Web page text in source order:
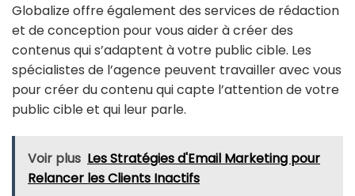
Globalize offre également des services de rédaction
et de conception pour vous aider à créer des
contenus qui s’adaptent à votre public cible. Les
spécialistes de l’agence peuvent travailler avec vous
pour créer du contenu qui capte l’attention de votre
public cible et qui leur parle.
Voir plus Les Stratégies d'Email Marketing pour
Relancer les Clients Inactifs